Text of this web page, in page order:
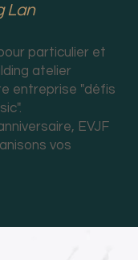
Lan
particulier et
atelier
entreprise "défis
EVJF
vos